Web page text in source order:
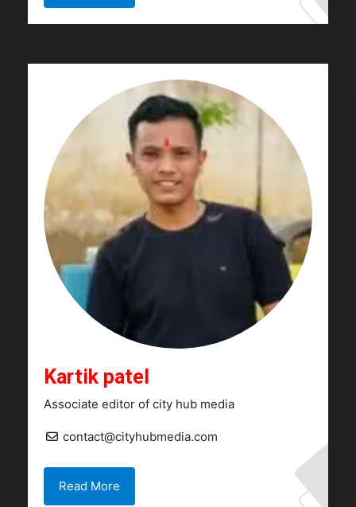
Kartik patel
Associate editor of city hub media
contact@cityhubmedia.com
Read More